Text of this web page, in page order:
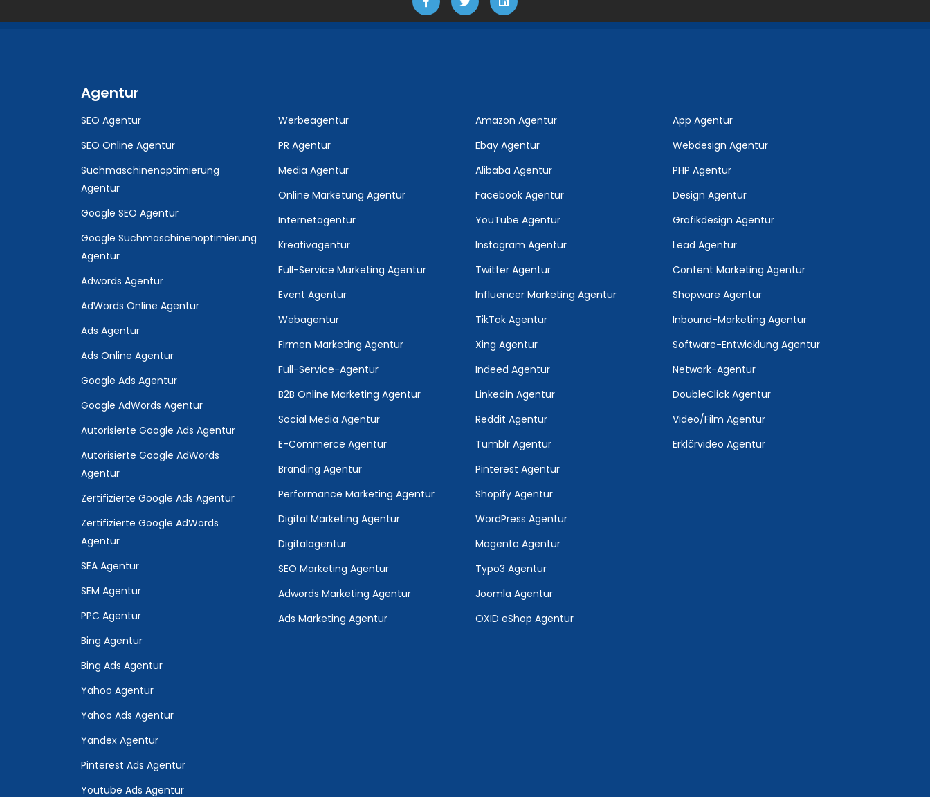
Agentur
SEO Agentur
SEO Online Agentur
Suchmaschinenoptimierung
Agentur
Google SEO Agentur
Google Suchmaschinenoptimierung
Agentur
Adwords Agentur
AdWords Online Agentur
Ads Agentur
Ads Online Agentur
Google Ads Agentur
Google AdWords Agentur
Autorisierte Google Ads Agentur
Autorisierte Google AdWords
Agentur
Zertifizierte Google Ads Agentur
Zertifizierte Google AdWords
Agentur
SEA Agentur
SEM Agentur
PPC Agentur
Bing Agentur
Bing Ads Agentur
Yahoo Agentur
Yahoo Ads Agentur
Yandex Agentur
Pinterest Ads Agentur
Youtube Ads Agentur
Werbeagentur
PR Agentur
Media Agentur
Online Marketung Agentur
Internetagentur
Kreativagentur
Full-Service Marketing Agentur
Event Agentur
Webagentur
Firmen Marketing Agentur
Full-Service-Agentur
B2B Online Marketing Agentur
Social Media Agentur
E-Commerce Agentur
Branding Agentur
Performance Marketing Agentur
Digital Marketing Agentur
Digitalagentur
SEO Marketing Agentur
Adwords Marketing Agentur
Ads Marketing Agentur
Amazon Agentur
Ebay Agentur
Alibaba Agentur
Facebook Agentur
YouTube Agentur
Instagram Agentur
Twitter Agentur
Influencer Marketing Agentur
TikTok Agentur
Xing Agentur
Indeed Agentur
Linkedin Agentur
Reddit Agentur
Tumblr Agentur
Pinterest Agentur
Shopify Agentur
WordPress Agentur
Magento Agentur
Typo3 Agentur
Joomla Agentur
OXID eShop Agentur
App Agentur
Webdesign Agentur
PHP Agentur
Design Agentur
Grafikdesign Agentur
Lead Agentur
Content Marketing Agentur
Shopware Agentur
Inbound-Marketing Agentur
Software-Entwicklung Agentur
Network-Agentur
DoubleClick Agentur
Video/Film Agentur
Erklärvideo Agentur